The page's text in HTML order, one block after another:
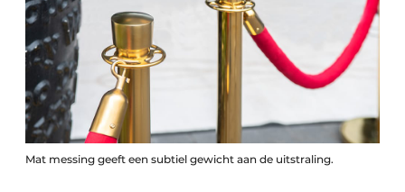
Mat messing geeft een subtiel gewicht aan de uitstraling.